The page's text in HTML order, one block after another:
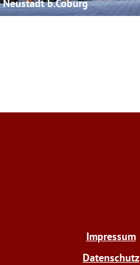
Neustadt b.Coburg
Impressum
Datenschutz